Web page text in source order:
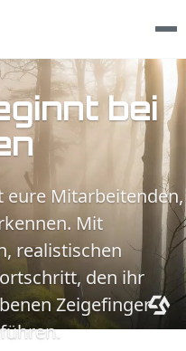
bei
Mitarbeitenden,
Mit
realistischen
den ihr
Zeigefinger